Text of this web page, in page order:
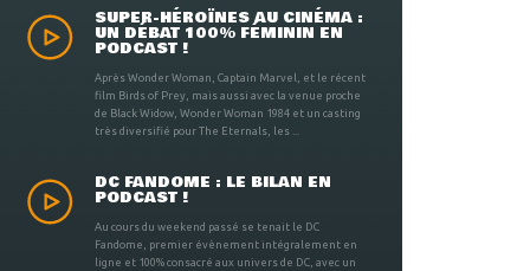
SUPER-HÉROÏNES AU CINÉMA :
UN DÉBAT 100% FÉMININ EN
PODCAST !
Après Wonder Woman, Captain Marvel, et le récent
film Birds of Prey, mais aussi avec la venue proche
de Black Widow, Wonder Woman 1984 et un casting
très diversifié pour The Eternals, les ...
DC FANDOME : LE BILAN EN
PODCAST !
Au cours du weekend passé se tenait le DC
Fandome, premier évènement intégralement en
ligne et 100% consacré aux univers de DC, avec un